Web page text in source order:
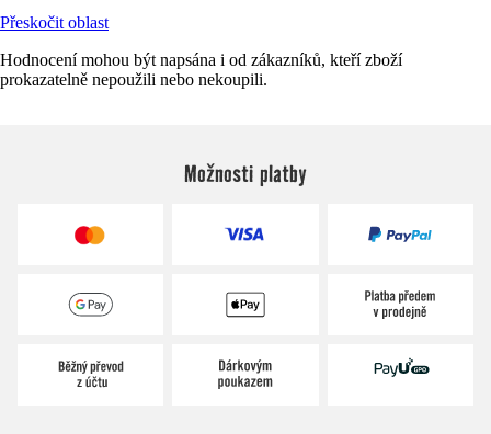
Přeskočit oblast
Hodnocení mohou být napsána i od zákazníků, kteří zboží
prokazatelně nepoužili nebo nekoupili.
Možnosti platby